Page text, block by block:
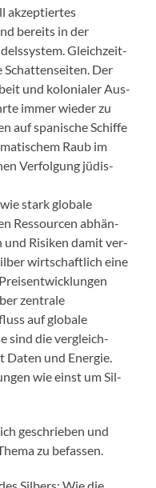
akzep­tiertes
bere­its in der
Gle­ichzeit­
Schat­ten­seit­en. Der
und kolo­nialer Aus­
immer wieder zu
auf spanis­che Schiffe
Raub im
Ver­fol­gung jüdis­
stark glob­ale
Ressourcen abhän­
und Risiken damit ver­
wirtschaftlich eine
zen­trale
auf glob­ale
sind die ver­gle­ich­
Dat­en und Energie.
wie einst um Sil­
geschrieben und
zu befassen.